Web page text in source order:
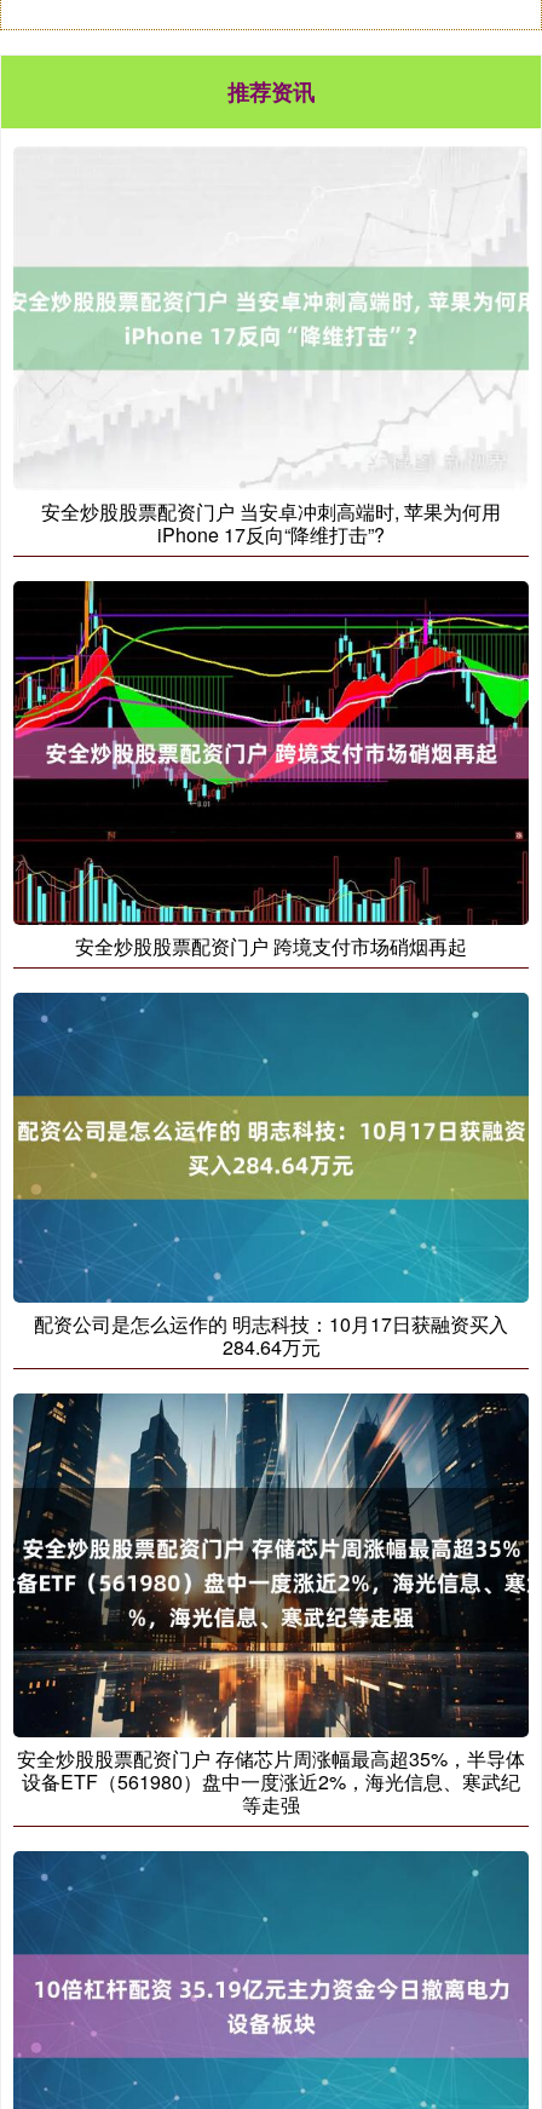
推荐资讯
安全炒股股票配资门户 当安卓冲刺高端时, 苹果为何用
iPhone 17反向“降维打击”?
安全炒股股票配资门户 跨境支付市场硝烟再起
配资公司是怎么运作的 明志科技：10月17日获融资买入
284.64万元
安全炒股股票配资门户 存储芯片周涨幅最高超35%，半导体
设备ETF（561980）盘中一度涨近2%，海光信息、寒武纪
等走强